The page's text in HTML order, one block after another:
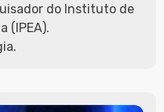
do Instituto de
(IPEA).